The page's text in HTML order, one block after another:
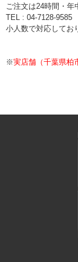
ご注文は24時間・年
TEL : 04-7128-9585
小人数で対応してお
※実店舗（千葉県柏